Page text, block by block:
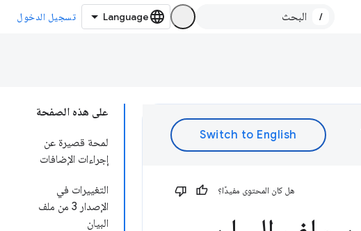
/ تسجيل الدخول
على هذه الصفحة
لمحة قصيرة عن
إجراءات الإضافات
التغييرات في
الإصدار 3 من ملف
البيان
هل كان المحتوى مفيدًا؟